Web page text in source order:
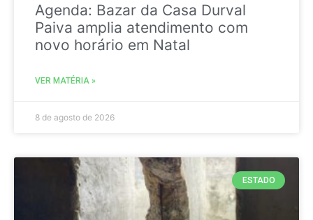
Agenda: Bazar da Casa Durval
Paiva amplia atendimento com
novo horário em Natal
VER MATÉRIA »
8 de agosto de 2026
ESTADO